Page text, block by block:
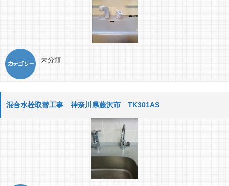
未分類
混合水栓取替工事 神奈川県藤沢市 TK301AS